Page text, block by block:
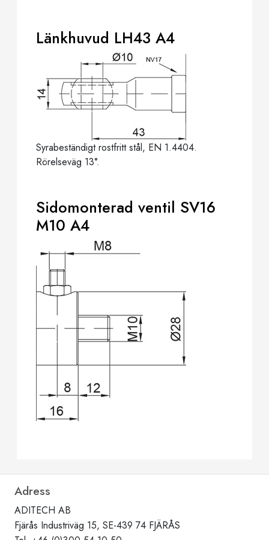
Länkhuvud LH43 A4
Syrabeständigt rostfritt stål, EN 1.4404.
Rörelseväg 13°.
Sidomonterad ventil SV16
M10 A4
Adress
ADITECH AB
Fjärås Industriväg 15, SE-439 74 FJÄRÅS